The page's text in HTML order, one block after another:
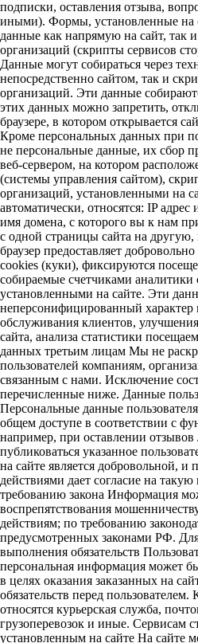
подписки, оставления отзыва,
иными). Формы, установленные на
данные как напрямую на сайт, так
организаций (скрипты сервисов
Данные могут собираться через
непосредственно сайтом, так и
организаций. Эти данные
этих данных можно запретить,
браузере, в котором открывается
Кроме персональных данных при
не персональные данные, их сбор
веб-сервером, на котором
(системы управления сайтом),
организаций, установленными на
автоматически, относятся: IP адрес
имя домена, с которого вы к нам
с одной страницы сайта на
браузер предоставляет
cookies (куки), фиксируются
собираемые счетчиками аналитики
установленными на сайте. Эти
неперсонифицированный
обслуживания клиентов,
сайта, анализа статистики
данных третьим лицам Мы не
пользователей компаниям,
связанным с нами. Исключение
перечисленные ниже. Данные
Персональные данные
общем доступе в соответствии с
например, при оставлении
публиковаться указанное
на сайте является добровольной, и
действиями дает согласие на
требованию закона Информация
воспрепятствования
действиям; по требованию
предусмотренных законами РФ. Для
выполнения обязательств
персональная информация может
в целях оказания заказанных на
обязательств перед
относятся курьерская служба,
грузоперевозок и иные. Сервисам
установленным на сайте На сайте